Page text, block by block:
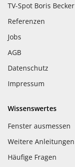
TV-Spot Boris Becker
Referenzen
Jobs
AGB
Datenschutz
Impressum
Wissenswertes
Fenster ausmessen
Weitere Anleitungen
Häufige Fragen